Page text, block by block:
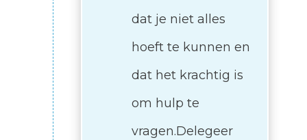
dat je niet alles
hoeft te kunnen en
dat het krachtig is
om hulp te
vragen.Delegeer